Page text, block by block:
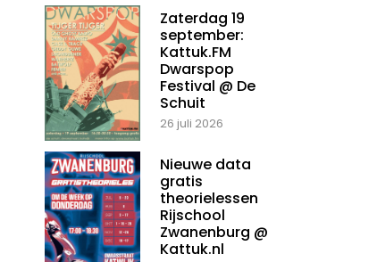
Zaterdag 19
september:
Kattuk.FM
Dwarspop
Festival @ De
Schuit
26 juli 2026
Nieuwe data
gratis
theorielessen
Rijschool
Zwanenburg @
Kattuk.nl